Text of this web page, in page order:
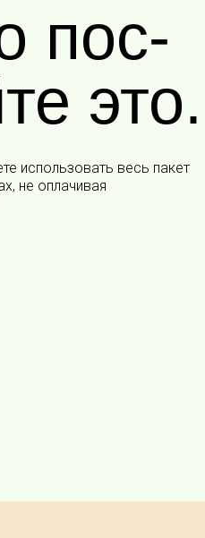
использовать весь пакет
не оплачивая
пос-
это.